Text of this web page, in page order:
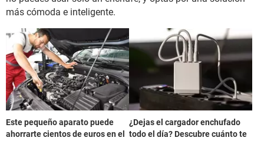
más cómoda e inteligente.
Este pequeño aparato puede
ahorrarte cientos de euros en el
¿Dejas el cargador enchufado
todo el día? Descubre cuánto te